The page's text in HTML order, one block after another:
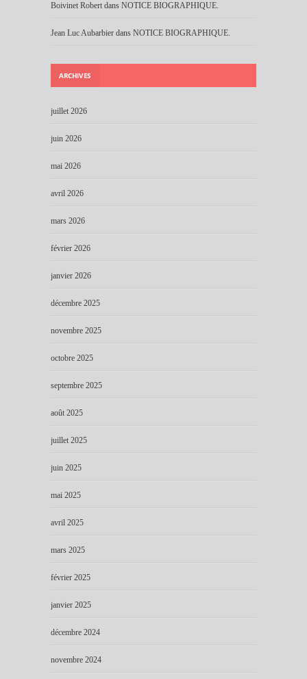
Boivinet Robert dans NOTICE BIOGRAPHIQUE.
Jean Luc Aubarbier dans NOTICE BIOGRAPHIQUE.
ARCHIVES
juillet 2026
juin 2026
mai 2026
avril 2026
mars 2026
février 2026
janvier 2026
décembre 2025
novembre 2025
octobre 2025
septembre 2025
août 2025
juillet 2025
juin 2025
mai 2025
avril 2025
mars 2025
février 2025
janvier 2025
décembre 2024
novembre 2024